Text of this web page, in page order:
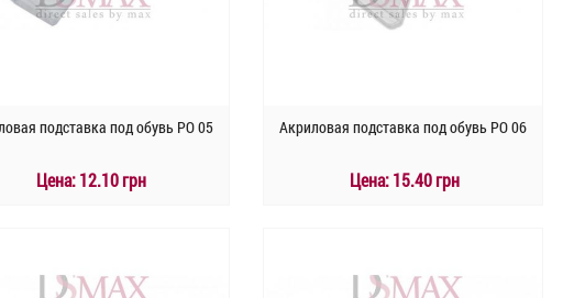
подставка под обувь РО 05
Цена:12.10 грн
Быстрый заказ
Акриловая подставка под обувь РО 06
Цена:15.40 грн
Быстрый заказ